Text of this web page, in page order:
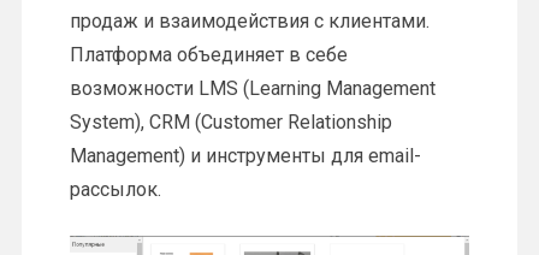
продаж и взаимодействия с клиентами.
Платформа объединяет в себе
возможности LMS (Learning Management
System), CRM (Customer Relationship
Management) и инструменты для email-
рассылок.